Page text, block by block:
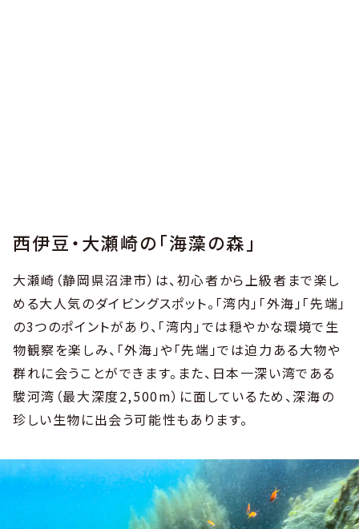
西伊豆・大瀬崎の「海藻の森」
大瀬崎（静岡県沼津市）は、初心者から上級者まで楽し
める大人気のダイビングスポット。「湾内」「外海」「先端」
の3つのポイントがあり、「湾内」では穏やかな環境で生
物観察を楽しみ、「外海」や「先端」では迫力ある大物や
群れに会うことができます。また、日本一深い湾である
駿河湾（最大深度2,500m）に面しているため、深海の
珍しい生物に出会う可能性もあります。